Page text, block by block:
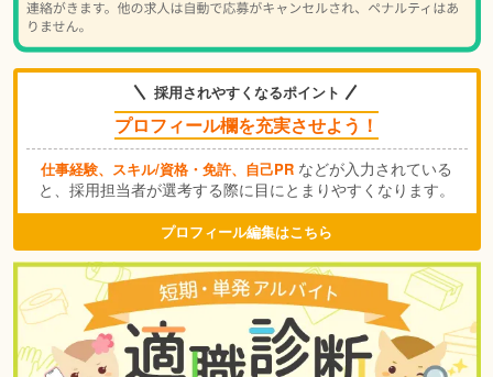
採用されやすくなるポイント
プロフィール欄を充実させよう！
仕事経験、スキル/資格・免許、自己PR などが入力されている
と、採用担当者が選考する際に目にとまりやすくなります。
プロフィール編集はこちら